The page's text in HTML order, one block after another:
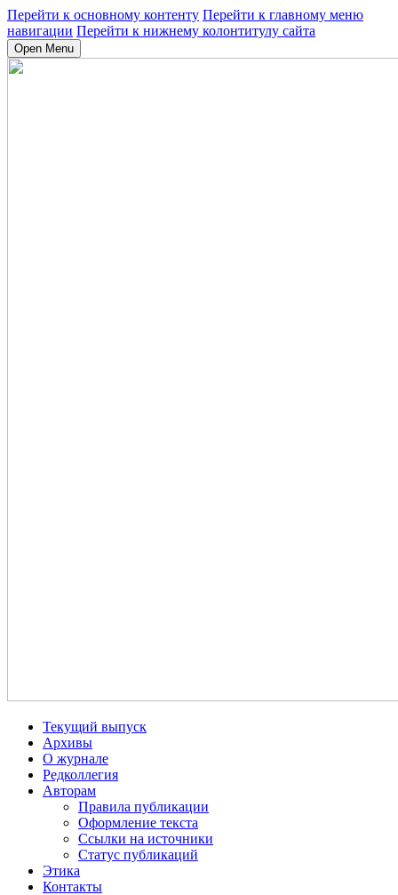
Перейти к основному контенту Перейти к главному меню
навигации Перейти к нижнему колонтитулу сайта
Open Menu
Текущий выпуск
Архивы
О журнале
Редколлегия
Авторам
Правила публикации
Оформление текста
Ссылки на источники
Статус публикаций
Этика
Контакты